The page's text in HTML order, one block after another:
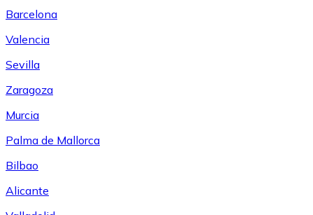
Barcelona
Valencia
Sevilla
Zaragoza
Murcia
Palma de Mallorca
Bilbao
Alicante